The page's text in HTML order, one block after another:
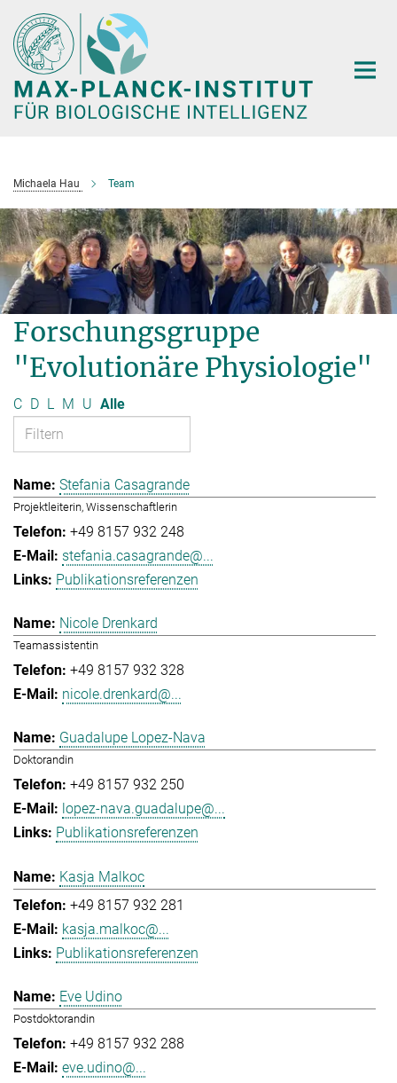
Hauptinhalt
Michaela Hau Team
Forschungsgruppe
"Evolutionäre Physiologie"
C D L M U Alle
Stefania Casagrande
Projektleiterin, Wissenschaftlerin
+49 8157 932 248
stefania.casagrande@...
Publikationsreferenzen
Nicole Drenkard
Teamassistentin
+49 8157 932 328
nicole.drenkard@...
Guadalupe Lopez-Nava
Doktorandin
+49 8157 932 250
lopez-nava.guadalupe@...
Publikationsreferenzen
Kasja Malkoc
+49 8157 932 281
kasja.malkoc@...
Publikationsreferenzen
Eve Udino
Postdoktorandin
+49 8157 932 288
eve.udino@...